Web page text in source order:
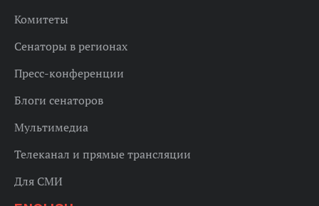
Комитеты
Сенаторы в регионах
Пресс-конференции
Блоги сенаторов
Мультимедиа
Телеканал и прямые трансляции
Для СМИ